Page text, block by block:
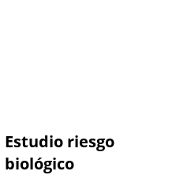
Estudio riesgo
biológico